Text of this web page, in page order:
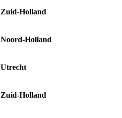
Zuid-Holland
Noord-Holland
Utrecht
Zuid-Holland